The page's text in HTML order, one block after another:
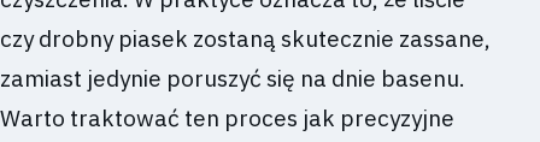
czy drobny piasek zostaną skutecznie zassane,
zamiast jedynie poruszyć się na dnie basenu.
Warto traktować ten proces jak precyzyjne